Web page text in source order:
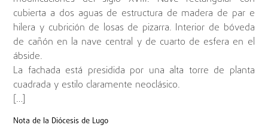
cubierta a dos aguas de estructura de madera de par e
hilera y cubrición de losas de pizarra. Interior de bóveda
de cañón en la nave central y de cuarto de esfera en el
ábside.
La fachada está presidida por una alta torre de planta
cuadrada y estilo claramente neoclásico.
[…]
Nota de la Diócesis de Lugo